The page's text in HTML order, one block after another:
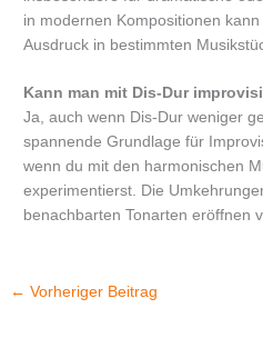
in modernen Kompositionen
Ausdruck in bestimmten
Kann man mit Dis-Dur
Ja, auch wenn Dis-Dur weniger
spannende Grundlage für
wenn du mit den harmonischen
experimentierst. Die
benachbarten Tonarten eröffnen
← Vorheriger Beitrag